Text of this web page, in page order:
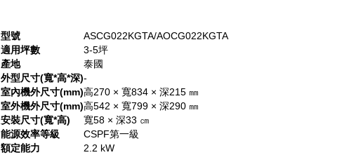
型號
ASCG022KGTA/AOCG022KGTA
適用坪數
3-5坪
產地
泰國
外型尺寸(寬*高*深)-
室內機外尺寸(mm)高270 × 寬834 × 深215 ㎜
室外機外尺寸(mm)高542 × 寬799 × 深290 ㎜
安裝尺寸(寬*高)
寬58 × 深33 ㎝
能源效率等級
CSPF第一級
額定能力
2.2 kW